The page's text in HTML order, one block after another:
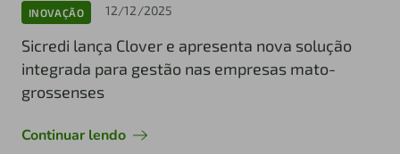
INOVAÇÃO 12/12/2025
Sicredi lança Clover e apresenta nova solução
integrada para gestão nas empresas mato-
grossenses
Continuar lendo